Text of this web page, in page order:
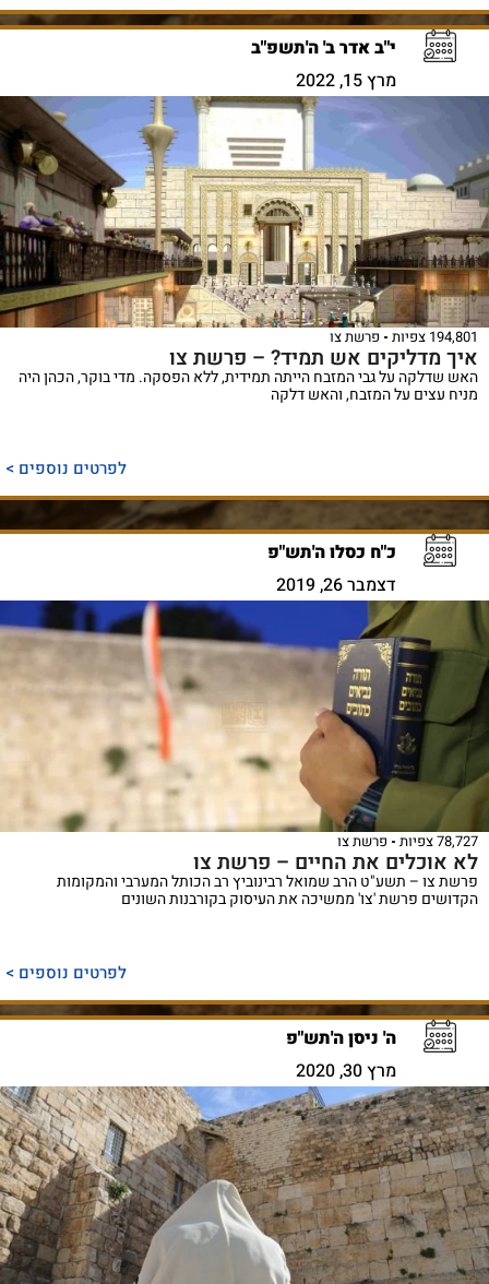
י"ב אדר ב' ה'תשפ"ב
מרץ 15, 2022
194,801 צפיות פרשת צו
איך מדליקים אש תמיד? – פרשת צו
האש שדלקה על גבי המזבח הייתה תמידית, ללא הפסקה. מדי בוקר, הכהן היה
מניח עצים על המזבח, והאש דלקה
לפרטים נוספים >
כ"ח כסלו ה'תש"פ
דצמבר 26, 2019
78,727 צפיות פרשת צו
לא אוכלים את החיים – פרשת צו
פרשת צו – תשע"ט הרב שמואל רבינוביץ רב הכותל המערבי והמקומות
הקדושים פרשת 'צו' ממשיכה את העיסוק בקורבנות השונים
לפרטים נוספים >
ה' ניסן ה'תש"פ
מרץ 30, 2020